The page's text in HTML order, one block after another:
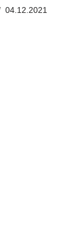
04.12.2021